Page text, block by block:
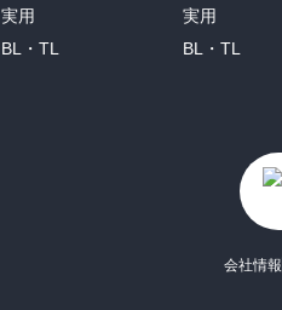
実用
BL・TL
実用
BL・TL
会社情報